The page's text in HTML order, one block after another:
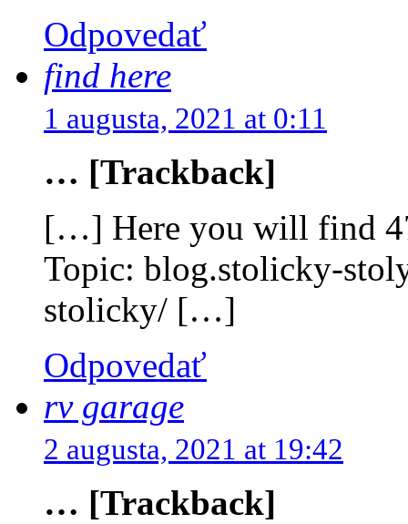
Odpovedať
find here
1 augusta, 2021 at 0:11
… [Trackback]
[…] Here you will find
Topic: blog.stolicky-
stolicky/ […]
Odpovedať
rv garage
2 augusta, 2021 at 19:42
… [Trackback]